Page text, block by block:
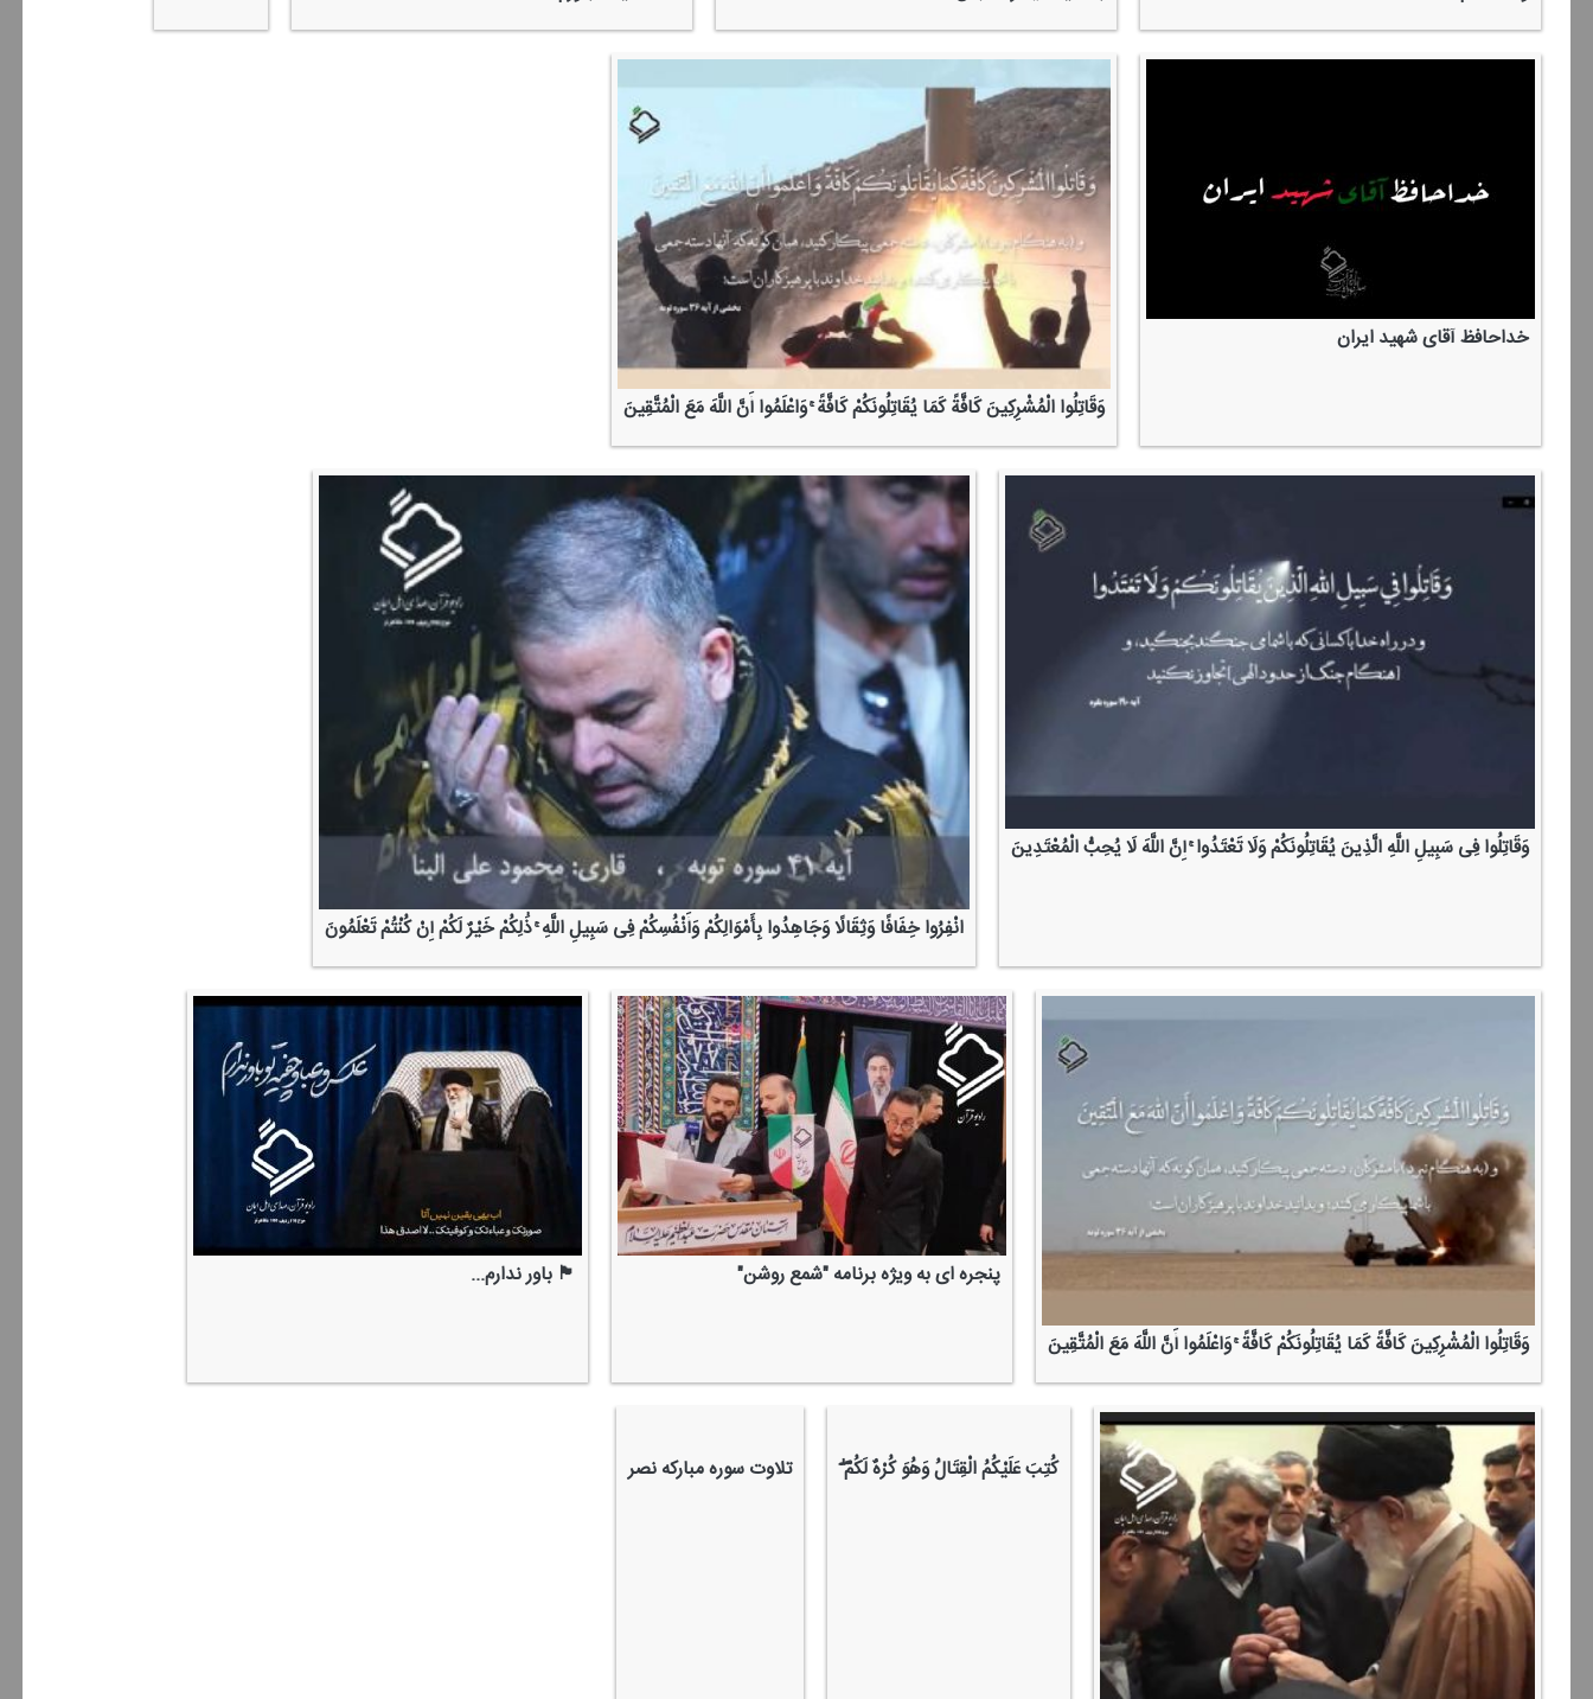
خداحافظ آقای شهید ایران
وَقَاتِلُوا الْمُشْرِكِینَ كَافَّةً كَمَا یُقَاتِلُونَكُمْ كَافَّةً ۚ وَاعْلَمُوا أَنَّ اللَّهَ مَعَ الْمُتَّقِینَ
وَقَاتِلُوا فِی سَبِیلِ اللَّهِ الَّذِینَ یُقَاتِلُونَكُمْ وَلَا تَعْتَدُوا ۚ إِنَّ اللَّهَ لَا یُحِبُّ الْمُعْتَدِینَ
انْفِرُوا خِفَافًا وَثِقَالًا وَجَاهِدُوا بِأَمْوَالِكُمْ وَأَنْفُسِكُمْ فِی سَبِیلِ اللَّهِ ۚ ذَٰلِكُمْ خَیْرٌ لَكُمْ إِنْ كُنْتُمْ تَعْلَمُونَ
وَقَاتِلُوا الْمُشْرِكِینَ كَافَّةً كَمَا یُقَاتِلُونَكُمْ كَافَّةً ۚ وَاعْلَمُوا أَنَّ اللَّهَ مَعَ الْمُتَّقِینَ
پنجره ای به ویژه برنامه "شمع روشن" 🏴 باور ندارم...
كُتِبَ عَلَیْكُمُ الْقِتَالُ وَهُوَ كُرْهٌ لَكُمْ ۖ تلاوت سوره مباركه نصر